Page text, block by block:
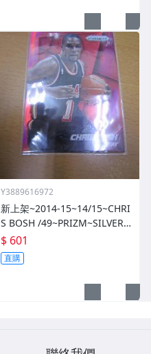
Y3889616972
新上架~2014-15~14/15~CHRI
S BOSH /49~PRIZM~SILVER~
紅亮~低限量/49~1060114-1
$ 601
直購